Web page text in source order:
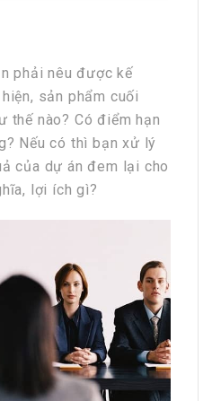
phải nêu được kế
sản phẩm cuối
thế nào? Có điểm hạn
Nếu có thì bạn xử lý
của dự án đem lại cho
lợi ích gì?